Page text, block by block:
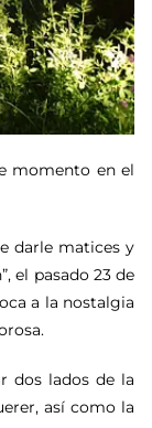
momento en el
darle matices y
el pasado 23 de
a la nostalgia
dos lados de la
así como la